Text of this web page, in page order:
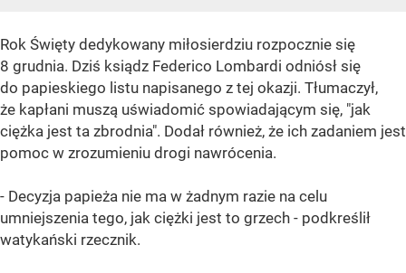
Rok Święty dedykowany miłosierdziu rozpocznie się
8 grudnia. Dziś ksiądz Federico Lombardi odniósł się
do papieskiego listu napisanego z tej okazji. Tłumaczył,
że kapłani muszą uświadomić spowiadającym się, "jak
ciężka jest ta zbrodnia". Dodał również, że ich zadaniem jest
pomoc w zrozumieniu drogi nawrócenia.
- Decyzja papieża nie ma w żadnym razie na celu
umniejszenia tego, jak ciężki jest to grzech - podkreślił
watykański rzecznik.